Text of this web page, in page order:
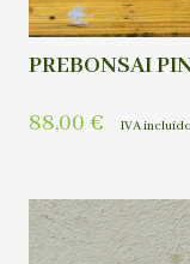
PREBONSAI
88,00 € IVA incluído